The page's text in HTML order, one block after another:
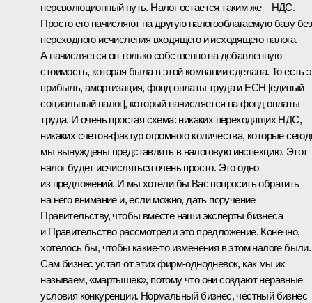
нереволюционный путь. Налог остается таким же – НДС.
Просто его начисляют на другую налогооблагаемую базу без
переходного исчисления входящего и исходящего налога.
А начисляется он только собственно на добавленную
стоимость, которая была в этой компании сделана. То есть
прибыль, амортизация, фонд оплаты труда и ЕСН [единый
социальный налог], который начисляется на фонд оплаты
труда. И очень простая схема: никаких переходящих НДС,
никаких счетов-фактур огромного количества, которые
мы вынуждены представлять в налоговую инспекцию. Этот
налог будет исчисляться очень просто. Это одно
из предложений. И мы хотели бы Вас попросить обратить
на него внимание и, если можно, дать поручение
Правительству, чтобы вместе наши эксперты бизнеса
и Правительство рассмотрели это предложение. Конечно,
хотелось бы, чтобы какие‑то изменения в этом налоге были.
Сам бизнес устал от этих фирм-однодневок, как мы их
называем, «мартышек», потому что они создают неравные
условия конкуренции. Нормальный бизнес, честный бизнес